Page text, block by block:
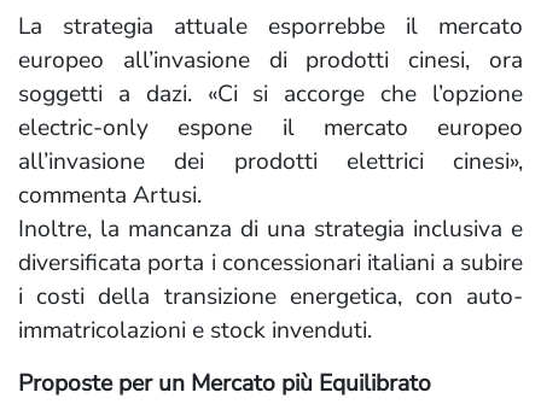
La strategia attuale esporrebbe il mercato
europeo all’invasione di prodotti cinesi, ora
soggetti a dazi. «Ci si accorge che l’opzione
electric-only espone il mercato europeo
all’invasione dei prodotti elettrici cinesi»,
commenta Artusi.
Inoltre, la mancanza di una strategia inclusiva e
diversificata porta i concessionari italiani a subire
i costi della transizione energetica, con auto-
immatricolazioni e stock invenduti.
Proposte per un Mercato più Equilibrato